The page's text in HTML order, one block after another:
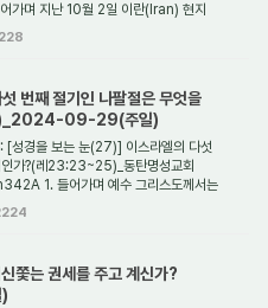
며 지난 10월 2일 이란(Iran) 현지
번째 절기인 나팔절은 무엇을
09-29(주일)
경을 보는 눈(27)] 이스라엘의 다섯
인가?(레23:23~25)_동탄명성교회
1. 들어가며 예수 그리스도께서는
쫓는 권세를 주고 계신가?